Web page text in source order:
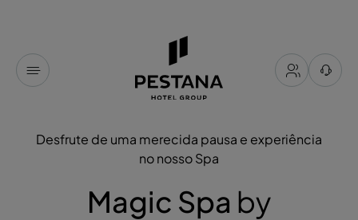
Desfrute de uma merecida pausa e experiência
no nosso Spa
Magic Spa by